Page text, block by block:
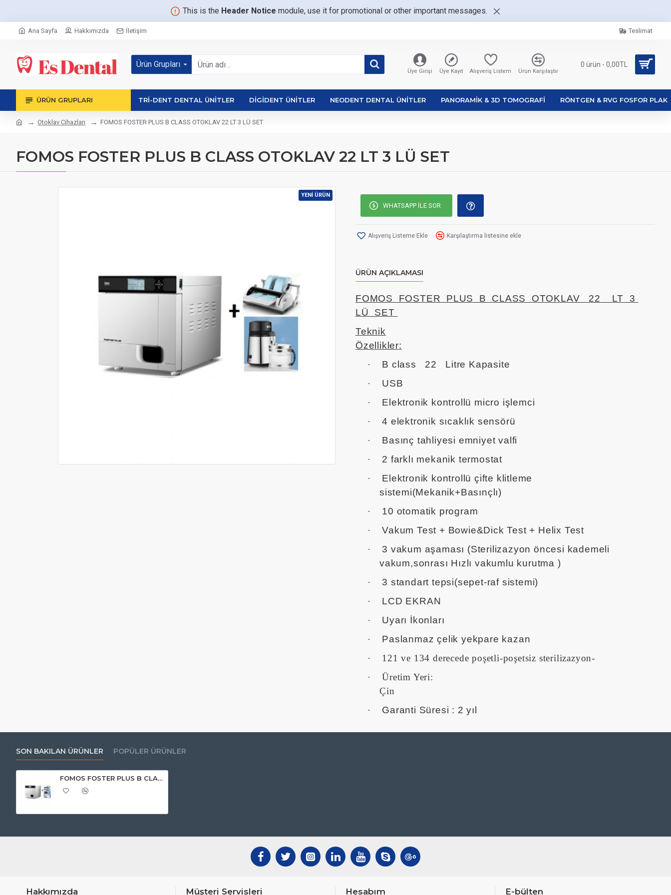
This is the Header Notice module, use it for promotional or other important messages.
Ana Sayfa Hakkımızda İletişim Teslimat
Ürün Grupları
Üye Girişi Üye Kayıt Alışveriş Listem Ürün Karşılaştır
0 ürün - 0,00TL
ÜRÜN GRUPLARI TRİ-DENT DENTAL ÜNİTLER DIGIDENT ÜNITLER NEODENT DENTAL ÜNITLER PANORAMIK & 3D TOMOGRAFI RÖNTGEN & RVG FOSFOR PLAK
Otoklav Cihazları FOMOS FOSTER PLUS B CLASS OTOKLAV 22 LT 3 LÜ SET
FOMOS FOSTER PLUS B CLASS OTOKLAV 22 LT 3 LÜ SET
YENI ÜRÜN
WHATSAPP ILE SOR
Alışveriş Listeme Ekle Karşılaştırma listesine ekle
ÜRÜN AÇIKLAMASI
FOMOS FOSTER PLUS B CLASS OTOKLAV 22 LT 3
LÜ SET
Teknik
Özellikler:
·
B class 22 Litre Kapasite
·
USB
·
Elektronik kontrollü micro işlemci
·
4 elektronik sıcaklık sensörü
·
Basınç tahliyesi emniyet valfi
·
2 farklı mekanik termostat
·
Elektronik kontrollü çifte klitleme
sistemi(Mekanik+Basınçlı)
·
10 otomatik program
·
Vakum Test + Bowie&Dick Test + Helix Test
·
3 vakum aşaması (Sterilizazyon öncesi kademeli
vakum,sonrası Hızlı vakumlu kurutma )
·
3 standart tepsi(sepet-raf sistemi)
·
LCD EKRAN
·
Uyarı İkonları
·
Paslanmaz çelik yekpare kazan
·
121 ve 134 derecede poşetli-poşetsiz sterilizazyon-
·
Üretim Yeri:
·
Garanti Süresi : 2 yıl
SON BAKILAN ÜRÜNLER POPÜLER ÜRÜNLER
FOMOS FOSTER PLUS B CLASS OTOKLAV 22 LT 3 LÜ SET
Hakkımızda Müşteri Servisleri Hesabım E-bülten